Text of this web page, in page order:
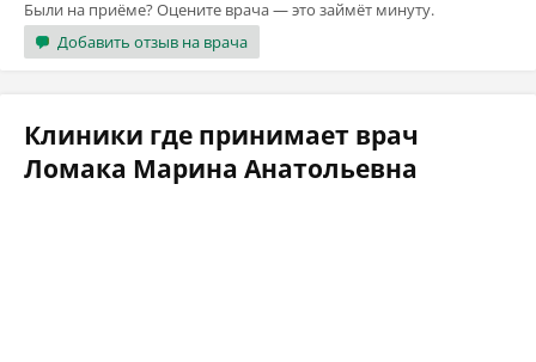
Были на приёме? Оцените врача — это займёт минуту.
Добавить отзыв на врача
Клиники где принимает врач
Ломака Марина Анатольевна